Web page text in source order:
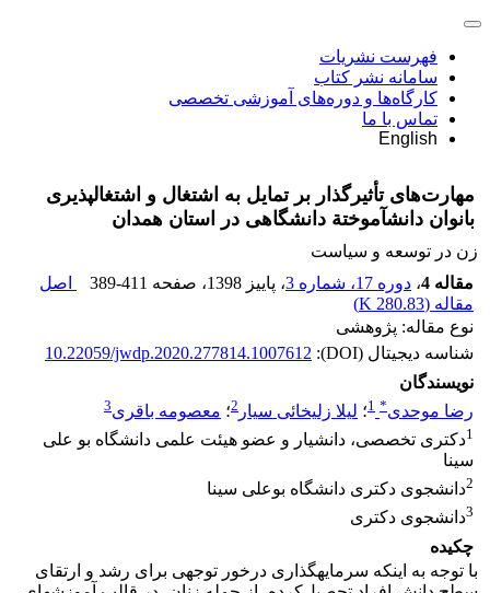
فهرست نشریات
سامانه نشر کتاب
کارگاه‌ها و دوره‌های آموزشی تخصصی
تماس با ما
English
مهارت‌های تأثیرگذار بر تمایل به اشتغال و اشتغال‏پذیری
بانوان دانش‏آموختة دانشگاهی در استان همدان
زن در توسعه و سیاست
مقاله 4
، دوره 17، شماره 3 ، پاییز 1398 ، صفحه 389-411
اصل
مقاله (280.83 K
)
نوع مقاله: پژوهشی
شناسه دیجیتال (DOI):
10.22059/jwdp.2020.277814.1007612
نویسندگان
رضا موحدی*
1؛ لیلا زلیخائی سیار 2؛ معصومه باقری3
1دکتری تخصصی، دانشیار و عضو هیئت علمی دانشگاه بو علی
سینا
2دانشجوی دکتری دانشگاه بوعلی سینا
3دانشجوی دکتری
چکیده
با توجه به اینکه سرمایه‏گذاری درخور توجهی برای رشد و ارتقای